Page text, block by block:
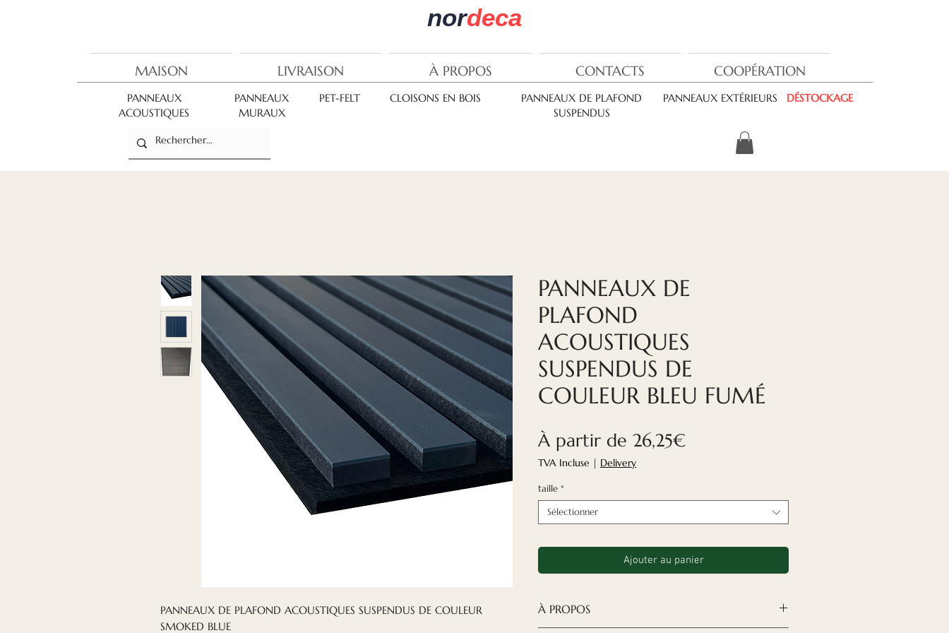
nordeca
MAISON LIVRAISON À PROPOS CONTACTS COOPÉRATION
PANNEAUX
ACOUSTIQUES
PANNEAUX
MURAUX
PET-FELT CLOISONS EN BOIS
PANNEAUX DE PLAFOND
SUSPENDUS
PANNEAUX EXTÉRIEURS DÉSTOCKAGE
PANNEAUX DE PLAFOND ACOUSTIQUES SUSPENDUS DE COULEUR
SMOKED BLUE
PANNEAUX DE
PLAFOND
ACOUSTIQUES
SUSPENDUS DE
COULEUR BLEU FUMÉ
À partir de 26,25€Prix
TVA Incluse | Delivery
taille *
Sélectionner
Ajouter au panier
À PROPOS